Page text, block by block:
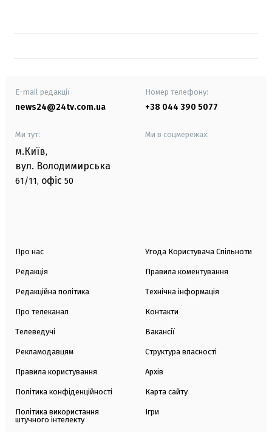
E-mail редакції
news24@24tv.com.ua
Номер телефону:
+38 044 390 5077
Ми тут:
м.Київ,
вул. Володимирська
61/11, офіс 50
Ми в соцмережах:
Про нас
Редакція
Редакційна політика
Про телеканал
Телеведучі
Рекламодавцям
Правила користування
Політика конфіденційності
Політика використання
штучного інтелекту
Угода Користувача Спільноти
Правила коментування
Технічна інформація
Контакти
Вакансії
Структура власності
Архів
Карта сайту
Ігри